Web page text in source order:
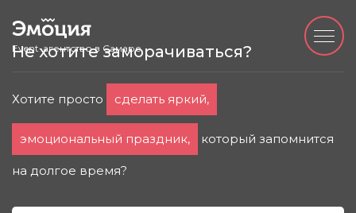
Event-агентство в Самаре
Не хотите заморачиваться?
Хотите просто сделать яркий,
эмоциональный праздник, который запомнится
на долгое время?